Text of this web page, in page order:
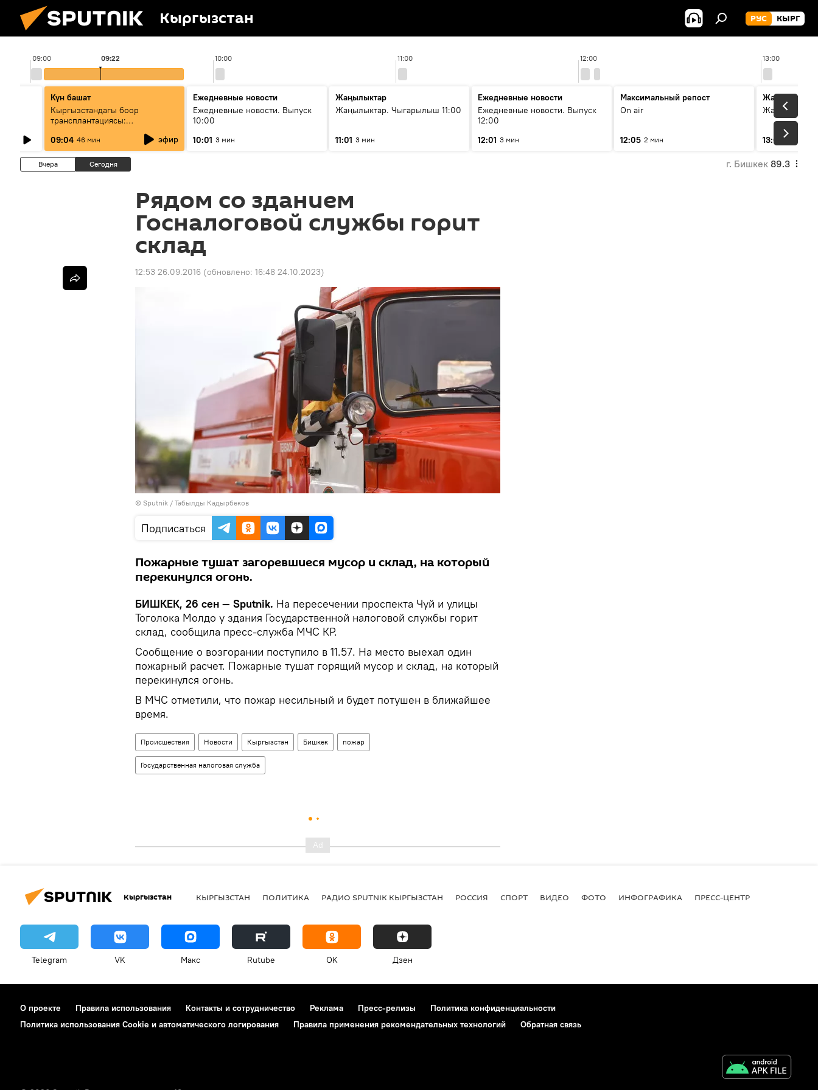
Кыргызстан РУС КЫРГ
09:00 10:00 11:00 12:00 13:00
09:22
Күн башат
Кыргызстандагы боор
трансплантациясы:
жетишкендиктер жана өнүгүү
келечеги
09:04 46 мин эфир
Ежедневные новости
Ежедневные новости. Выпуск
10:00
10:01 3 мин
Жаңылыктар
Жаңылыктар. Чыгарылыш 11:00
11:01 3 мин
Ежедневные новости
Ежедневные новости. Выпуск
12:00
12:01 3 мин
Максимальный репост
On air
12:05 2 мин
Жаңылыктар
13:01 3 мин
Вчера Сегодня г. Бишкек 89.3
Рядом со зданием
Госналоговой службы горит
склад
12:53 26.09.2016 (обновлено: 16:48 24.10.2023)
© Sputnik / Табылды Кадырбеков
Подписаться
Пожарные тушат загоревшиеся мусор и склад, на который
перекинулся огонь.
БИШКЕК, 26 сен — Sputnik. На пересечении проспекта Чуй и улицы
Тоголока Молдо у здания Государственной налоговой службы горит
склад, сообщила пресс-служба МЧС КР.
Сообщение о возгорании поступило в 11.57. На место выехал один
пожарный расчет. Пожарные тушат горящий мусор и склад, на который
перекинулся огонь.
В МЧС отметили, что пожар несильный и будет потушен в ближайшее
время.
Происшествия Новости Кыргызстан Бишкек пожар
Государственная налоговая служба
Кыргызстан КЫРГЫЗСТАН ПОЛИТИКА РАДИО SPUTNIK КЫРГЫЗСТАН РОССИЯ СПОРТ ВИДЕО ФОТО ИНФОГРАФИКА ПРЕСС-ЦЕНТР
Telegram VK Макс Rutube OK Дзен
О проекте Правила использования Контакты и сотрудничество Реклама Пресс-релизы
Политика конфиденциальности
Политика использования Cookie и автоматического логирования
Правила применения рекомендательных технологий Обратная связь